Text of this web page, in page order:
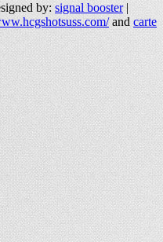
by:signal booster|
and carte